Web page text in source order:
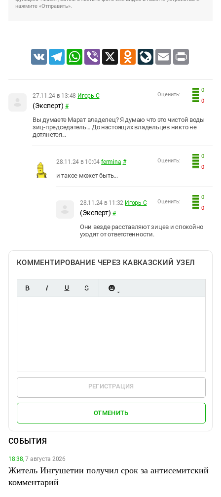
нажмите «Отправить».
VK TelegramWhatsApp
Viber X Odnoklassniki
LiveJournal
Email Print
0
0
Оценить:
27.11.24 в 13:48 Игорь С
(Эксперт) #
Вы думаете Марат владелец? Я думаю что это чистой воды
зиц-председатель... До настоящих владельцев никто не
дотянется...
0
0
Оценить:
28.11.24 в 10:04 fermina #
и такое может быть...
0
0
Оценить:
28.11.24 в 11:32 Игорь С
(Эксперт) #
Они везде расставляют зицев и спокойно
уходят от ответстенности.
КОММЕНТИРОВАНИЕ ЧЕРЕЗ КАВКАЗСКИЙ УЗЕЛ
РЕГИСТРАЦИЯ
ОТМЕНИТЬ
СОБЫТИЯ
18:38,7 августа 2026
Житель Ингушетии получил срок за антисемитский
комментарий